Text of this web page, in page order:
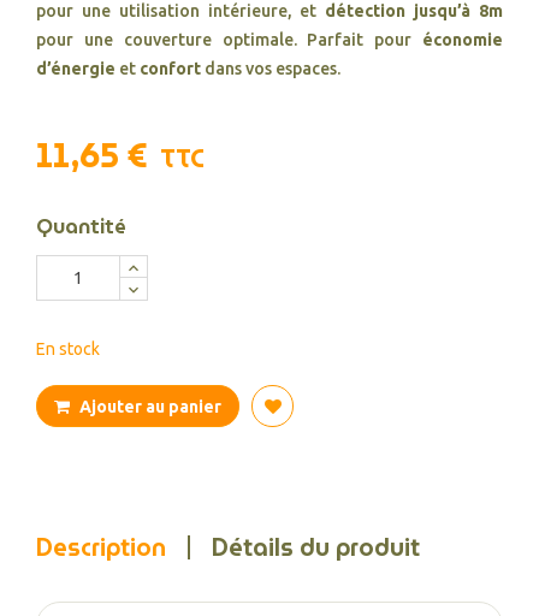
pour une utilisation intérieure, et détection jusqu’à 8m
pour une couverture optimale. Parfait pour économie
d’énergie et confort dans vos espaces.
11,65 € TTC
Quantité
En stock
Ajouter au panier
Description Détails du produit